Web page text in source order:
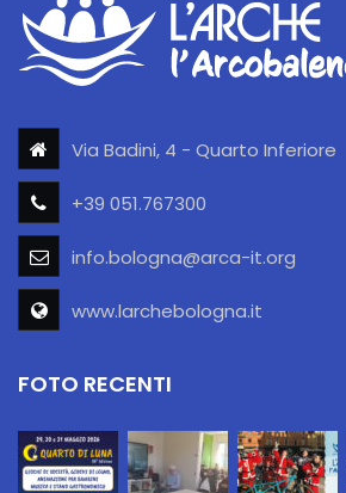
Via Badini, 4 - Quarto Inferiore
+39 051.767300
info.bologna@arca-it.org
www.larchebologna.it
FOTO RECENTI